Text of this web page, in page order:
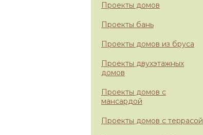
Проекты домов
Проекты бань
Проекты домов из бруса
Проекты двухэтажных
домов
Проекты домов с
мансардой
Проекты домов с террасой